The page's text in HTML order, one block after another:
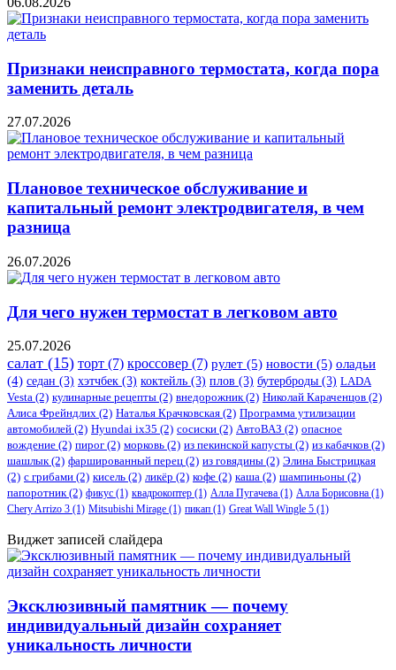
Признаки неисправного термостата, когда пора
заменить деталь
27.07.2026
Плановое техническое обслуживание и
капитальный ремонт электродвигателя, в чем
разница
26.07.2026
Для чего нужен термостат в легковом авто
25.07.2026
салат (15) торт (7) кроссовер (7) рулет (5) новости (5) оладьи
(4) седан (3) хэтчбек (3) коктейль (3) плов (3) бутерброды (3) LADA
Vesta (2) кулинарные рецепты (2) внедорожник(2) Николай Караченцов (2)
Алиса Фрейндлих (2) Наталья Крачковская (2) Программа утилизации
автомобилей (2) ​Hyundai ix35 (2) сосиски (2) АвтоВАЗ (2) опасное
вождение (2) пирог (2) морковь (2) из пекинской капусты (2) из кабачков (2)
шашлык(2) фаршированный перец (2) из говядины (2) Элина Быстрицкая
(2) с грибами (2) кисель (2) ликёр (2) кофе (2) каша (2) шампиньоны (2)
папоротник(2) фикус (1) квадрокоптер (1) Алла Пугачева (1) Алла Борисовна (1)
Chery Arrizo 3 (1) Mitsubishi Mirage (1) пикап (1) Great Wall Wingle 5 (1)
Виджет записей слайдера
Эксклюзивный памятник — почему
индивидуальный дизайн сохраняет
уникальность личности